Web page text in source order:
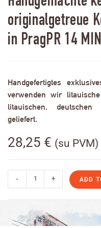
originalgetreue
in PragPR 14
Handgefertigtes
verwenden wir
litauischen, deutschen
geliefert.
28,25 € (su PVM)
- + ADD